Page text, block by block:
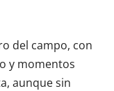
del campo, con
y momentos
aunque sin